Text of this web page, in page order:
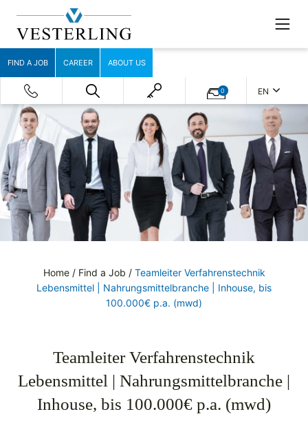
FIND A JOB CAREER ABOUT US
0 EN
Home/ Find a Job / Teamleiter Verfahrenstechnik
Lebensmittel | Nahrungsmittelbranche | Inhouse, bis
100.000€ p.a. (mwd)
Teamleiter Verfahrenstechnik
Lebensmittel | Nahrungsmittelbranche |
Inhouse, bis 100.000€ p.a. (mwd)